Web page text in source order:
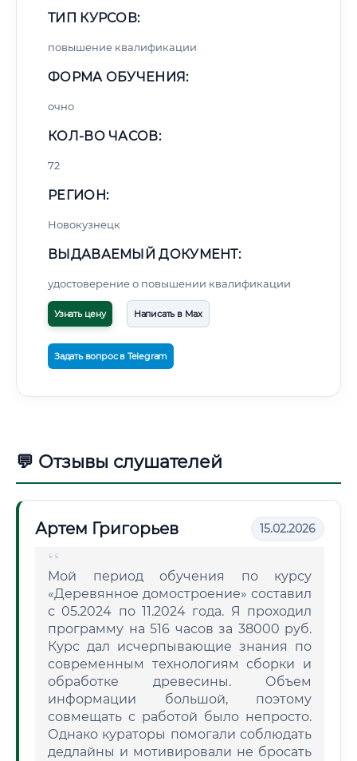
ТИП КУРСОВ:
повышение квалификации
ФОРМА ОБУЧЕНИЯ:
очно
КОЛ-ВО ЧАСОВ:
72
РЕГИОН:
Новокузнецк
ВЫДАВАЕМЫЙ ДОКУМЕНТ:
удостоверение о повышении квалификации
Узнать цену Написать в Max
Задать вопрос в Telegram
💬 Отзывы слушателей
Артем Григорьев 15.02.2026
Мой период обучения по курсу
«Деревянное домостроение» составил
с 05.2024 по 11.2024 года. Я проходил
программу на 516 часов за 38000 руб.
Курс дал исчерпывающие знания по
современным технологиям сборки и
обработке древесины. Объем
информации большой, поэтому
совмещать с работой было непросто.
Однако кураторы помогали соблюдать
дедлайны и мотивировали не бросать